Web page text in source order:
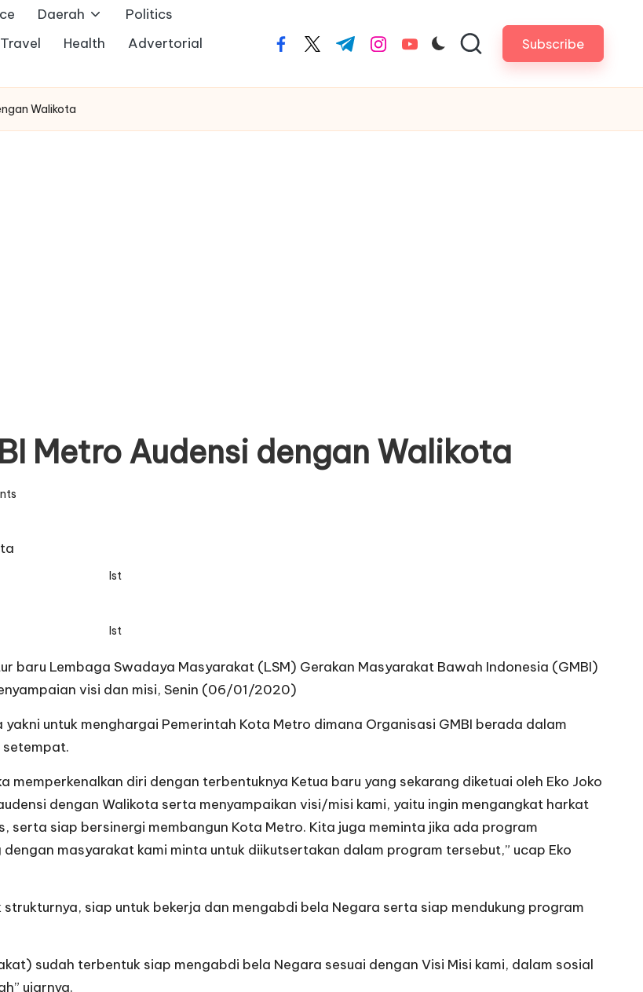
Daerah
Politics
Travel Health
Advertorial
facebook.com
twitter.com
t.me instagram.com
youtube.com Subscribe
Walikota
Metro Audensi dengan Walikota
Ist
Ist
baru Lembaga Swadaya Masyarakat (LSM) Gerakan Masyarakat Bawah Indonesia (GMBI)
visi dan misi, Senin (06/01/2020)
untuk menghargai Pemerintah Kota Metro dimana Organisasi GMBI berada dalam
setempat.
memperkenalkan diri dengan terbentuknya Ketua baru yang sekarang diketuai oleh Eko Joko
dengan Walikota serta menyampaikan visi/misi kami, yaitu ingin mengangkat harkat
siap bersinergi membangun Kota Metro. Kita juga meminta jika ada program
masyarakat kami minta untuk diikutsertakan dalam program tersebut,” ucap Eko
siap untuk bekerja dan mengabdi bela Negara serta siap mendukung program
sudah terbentuk siap mengabdi bela Negara sesuai dengan Visi Misi kami, dalam sosial
ujarnya.